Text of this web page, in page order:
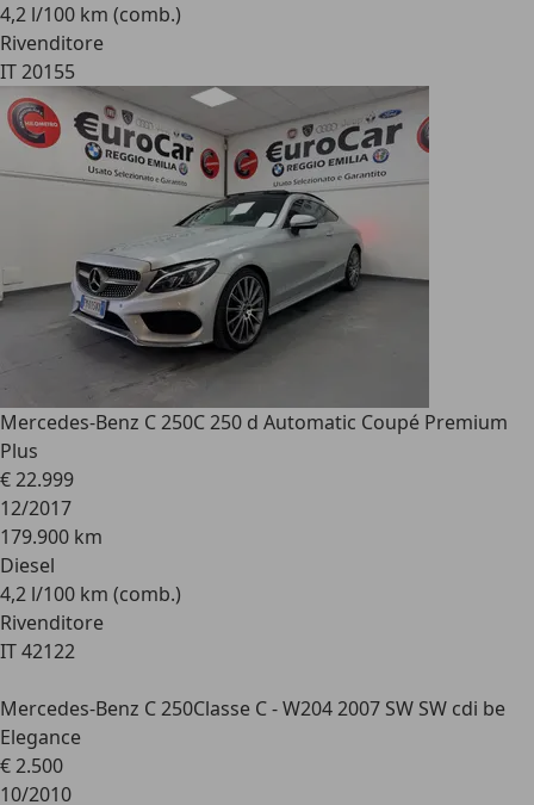
4,2 l/100 km (comb.)
Rivenditore
IT 20155
Mercedes-Benz C 250C 250 d Automatic Coupé Premium
Plus
€ 22.999
12/2017
179.900 km
Diesel
4,2 l/100 km (comb.)
Rivenditore
IT 42122
Mercedes-Benz C 250Classe C - W204 2007 SW SW cdi be
Elegance
€ 2.500
10/2010